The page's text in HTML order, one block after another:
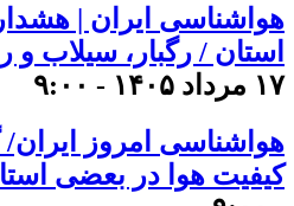
استان / رگبار، سیلاب
۱۷ مرداد ۱۴۰۵ - ۹:۰۰
هواشناسی امروز
کیفیت هوا در بعضی